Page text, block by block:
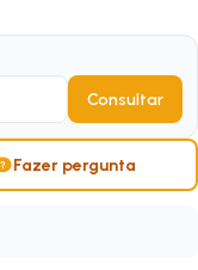
Consultar
Fazer pergunta